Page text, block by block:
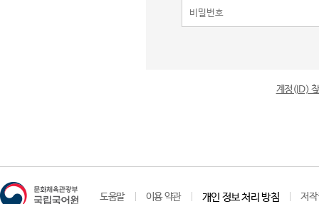
계정(ID)
도움말 이용 약관 개인 정보 처리 방침 저